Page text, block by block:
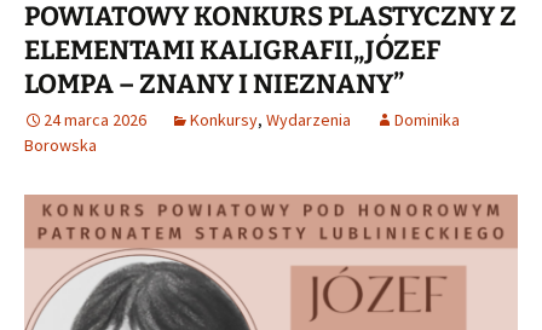
POWIATOWY KONKURS PLASTYCZNY Z
ELEMENTAMI KALIGRAFII„JÓZEF
LOMPA – ZNANY I NIEZNANY”
24 marca 2026 Konkursy, Wydarzenia
Dominika
Borowska